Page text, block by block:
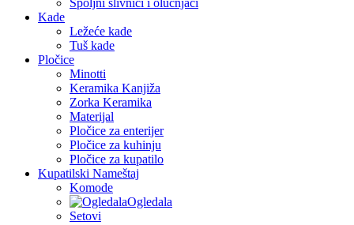
Kade
Ležeće kade
Tuš kade
Pločice
Minotti
Keramika Kanjiža
Zorka Keramika
Materijal
Pločice za enterijer
Pločice za kuhinju
Pločice za kupatilo
Kupatilski Nameštaj
Komode
Ogledala
Setovi